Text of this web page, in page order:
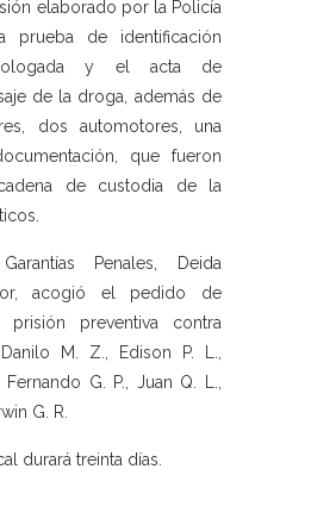
elaborado por la Policía
prueba de identificación
y el acta de
de la droga, además de
dos automotores, una
que fueron
de custodia de la
Penales, Deida
acogió el pedido de
preventiva contra
M. Z., Edison P. L.,
G. P., Juan Q. L.,
G. R.
durará treinta días.